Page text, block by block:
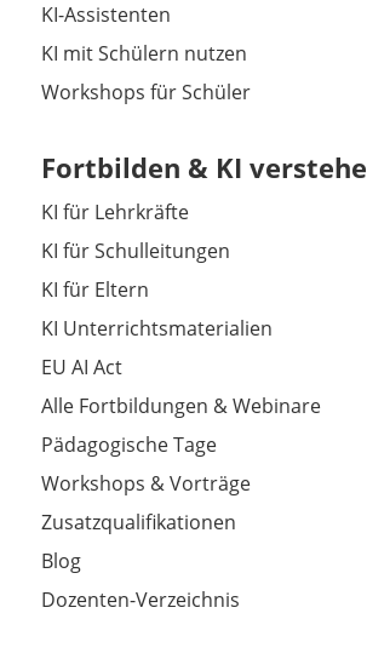
KI-Assistenten
KI mit Schülern nutzen
Workshops für Schüler
Fortbilden & KI
KI für Lehrkräfte
KI für Schulleitungen
KI für Eltern
KI Unterrichtsmaterialien
EU AI Act
Alle Fortbildungen & Webinare
Pädagogische Tage
Workshops & Vorträge
Zusatzqualifikationen
Blog
Dozenten-Verzeichnis